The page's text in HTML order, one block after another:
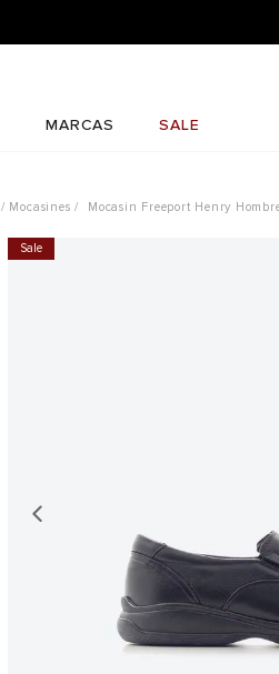
MARCAS SALE
Mocasines Mocasin Freeport Henry
Sale